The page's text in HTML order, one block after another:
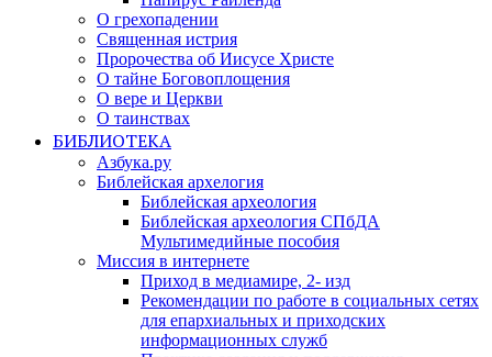
О грехопадении
Священная истрия
Пророчества об Иисусе Христе
О тайне Боговоплощения
О вере и Церкви
О таинствах
БИБЛИОТЕКА
Азбука.ру
Библейская архелогия
Библейская археология
Библейская археология СПбДА
Мультимедийные пособия
Миссия в интернете
Приход в медиамире, 2- изд
Рекомендации по работе в социальных сетях
для епархиальных и приходских
информационных служб